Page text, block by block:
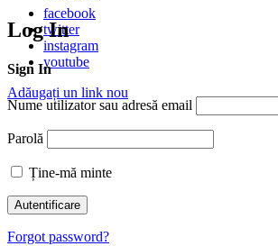
facebook
twitter
instagram
youtube
Adăugați un link nou
Log In
Sign In
Nume utilizator sau adresă email
Parolă
Ține-mă minte
Forgot password?